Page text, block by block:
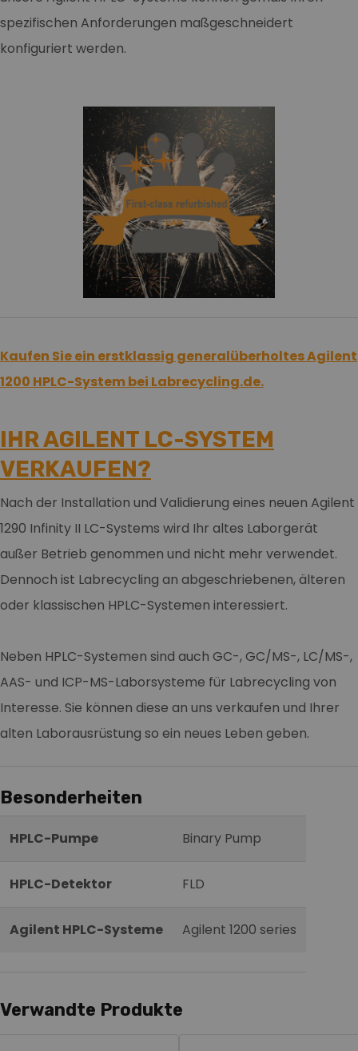
spezifischen Anforderungen maßgeschneidert
konfiguriert werden.
Kaufen Sie ein erstklassig generalüberholtes Agilent
1200 HPLC-System bei Labrecycling.de.
IHR AGILENT LC-SYSTEM
VERKAUFEN?
Nach der Installation und Validierung eines neuen Agilent
1290 Infinity II LC-Systems wird Ihr altes Laborgerät
außer Betrieb genommen und nicht mehr verwendet.
Dennoch ist Labrecycling an abgeschriebenen, älteren
oder klassischen HPLC-Systemen interessiert.
Neben HPLC-Systemen sind auch GC-, GC/MS-, LC/MS-,
AAS- und ICP-MS-Laborsysteme für Labrecycling von
Interesse. Sie können diese an uns verkaufen und Ihrer
alten Laborausrüstung so ein neues Leben geben.
Besonderheiten
HPLC-Pumpe Binary Pump
HPLC-Detektor FLD
Agilent HPLC-Systeme Agilent 1200 series
Verwandte Produkte